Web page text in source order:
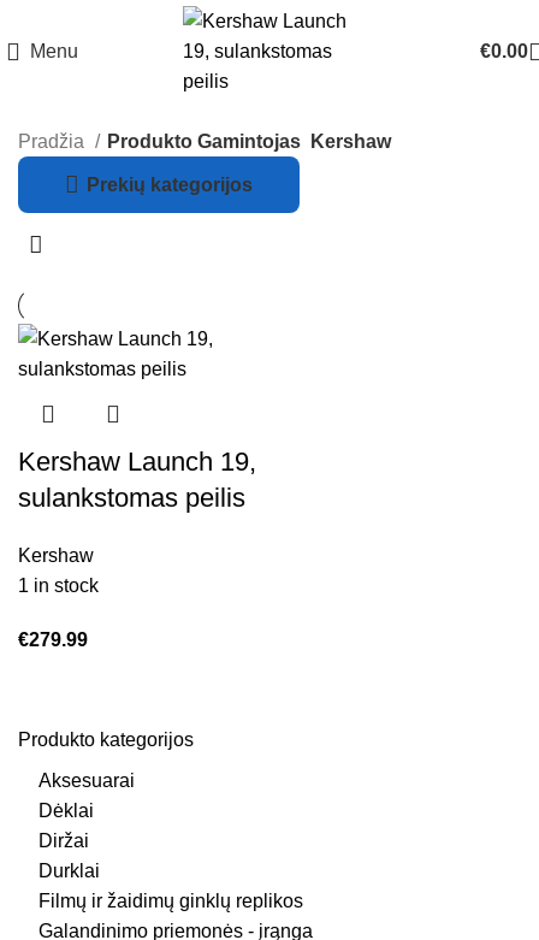
Menu €0.00
Produkto kategorijos
Aksesuarai
Dėklai
Diržai
Durklai
Filmų ir žaidimų ginklų replikos
Galandinimo priemonės - įrąnga
Pradžia Produkto Gamintojas Kershaw
Prekių kategorijos
Kershaw Launch 19,
sulankstomas peilis
Kershaw
1 in stock
€279.99